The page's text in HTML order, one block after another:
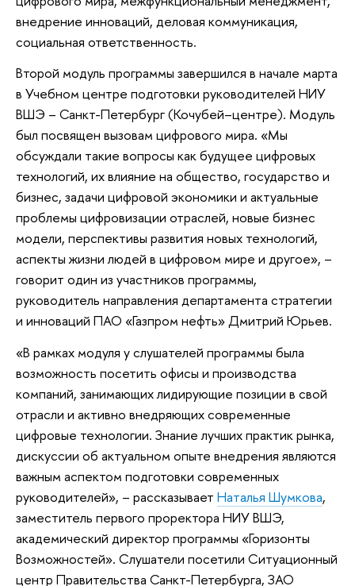
внедрение инноваций, деловая коммуникация,
социальная ответственность.
Второй модуль программы завершился в начале марта
в Учебном центре подготовки руководителей НИУ
ВШЭ – Санкт-Петербург (Кочубей–центре). Модуль
был посвящен вызовам цифрового мира. «Мы
обсуждали такие вопросы как будущее цифровых
технологий, их влияние на общество, государство и
бизнес, задачи цифровой экономики и актуальные
проблемы цифровизации отраслей, новые бизнес
модели, перспективы развития новых технологий,
аспекты жизни людей в цифровом мире и другое», –
говорит один из участников программы,
руководитель направления департамента стратегии
и инноваций ПАО «Газпром нефть» Дмитрий Юрьев.
«В рамках модуля у слушателей программы была
возможность посетить офисы и производства
компаний, занимающих лидирующие позиции в свой
отрасли и активно внедряющих современные
цифровые технологии. Знание лучших практик рынка,
дискуссии об актуальном опыте внедрения являются
важным аспектом подготовки современных
руководителей», – рассказывает Наталья Шумкова,
заместитель первого проректора НИУ ВШЭ,
академический директор программы «Горизонты
Возможностей». Слушатели посетили Ситуационный
центр Правительства Санкт-Петербурга, ЗАО